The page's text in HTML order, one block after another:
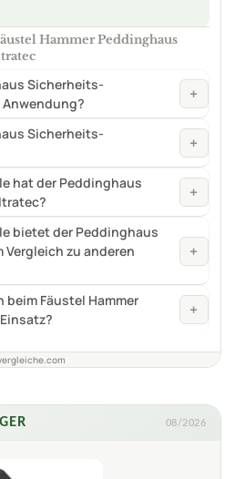
Hammer Peddinghaus
Sicherheits-
+
Sicherheits-
+
hat der Peddinghaus
+
bietet der Peddinghaus
zu anderen
+
beim Fäustel Hammer
+
08/2026